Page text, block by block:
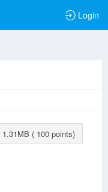
Login
1.31MB ( 100 points)